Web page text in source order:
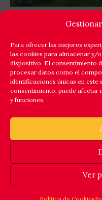
Para ofrecer las mejores
las cookies para almacenar y/
dispositivo. El consentimiento
procesar datos como el
identificaciones únicas en
consentimiento, puede afectar
y funciones.
Ver
GOLES X LA ELA:
SOLIDARIDAD
Cáceres respondió a la
reunió en el estadio
de
© 2025 ASOCIACION ESPAÑOLA DE FUTBOLISTAS
Politica de cookies
F X